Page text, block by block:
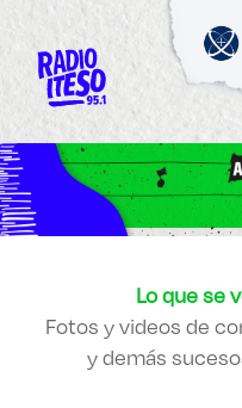
Explora sitios
ESCUCHAMOS
VEMOS
LEEMOS
Lo que se
Fotos y videos de
y demás